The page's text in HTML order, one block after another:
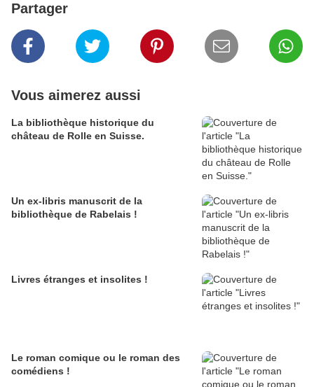
Partager
Vous aimerez aussi
La bibliothèque historique du
château de Rolle en Suisse.
Un ex-libris manuscrit de la
bibliothèque de Rabelais !
Livres étranges et insolites !
Le roman comique ou le roman des
comédiens !